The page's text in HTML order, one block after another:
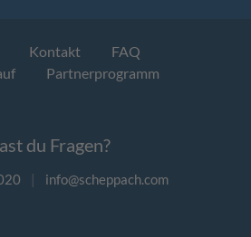
Kontakt
FAQ
Partnerprogramm
du Fragen?
| info@scheppach.com